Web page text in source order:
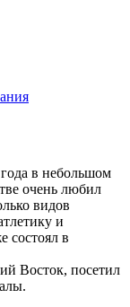
в небольшом
очень любил
видов
и
состоял в
Восток, посетил